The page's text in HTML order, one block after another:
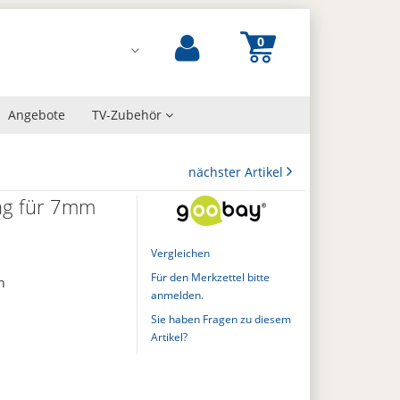
Angebote TV-Zubehör
nächster Artikel
für 7mm
Vergleichen
Für den Merkzettel bitte
anmelden.
Sie haben Fragen zu diesem
Artikel?